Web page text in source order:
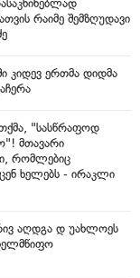
რაიმე შემზღუდავი
კიდევ ერთმა დიდმა
"სასწრაფოდ
მთავარი
რომლებიც
ხელებს - ირაკლი
აღდგა დ უახლოეს